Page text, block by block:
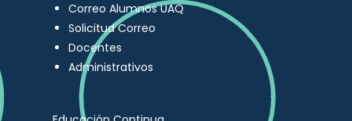
Correo Alumnos UAQ
Solicitud Correo
Docentes
Administrativos